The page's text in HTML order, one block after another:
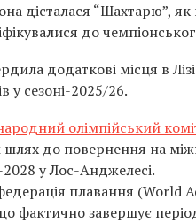
дісталася “Шахтарю”,
до
додаткові місця в
у сезоні-2025/26.
олімпійський
до повернення на
у Лос-Анджелесі.
плавання (World
фактично завершує період